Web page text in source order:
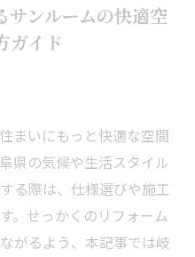
サンルームの快適空
ガイド
まいにもっと快適な空間
県の気候や生活スタイル
る際は、仕様選びや施工
。せっかくのリフォーム
がるよう、本記事では岐